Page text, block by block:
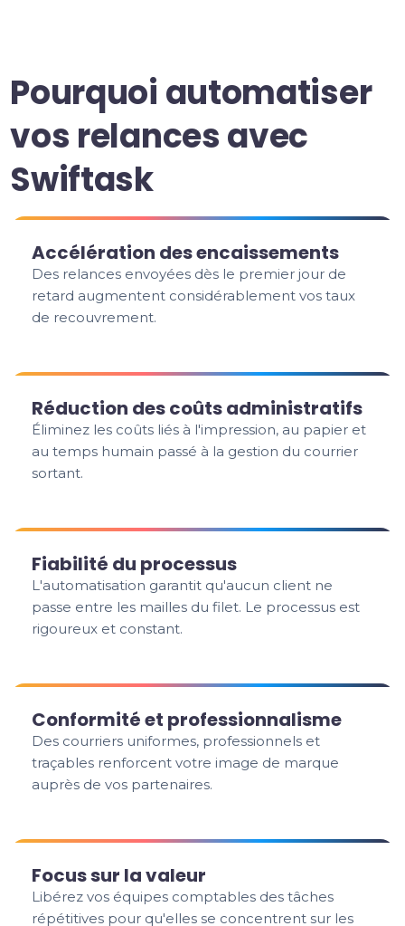
Pourquoi automatiser
vos relances avec
Swiftask
Accélération des encaissements
Des relances envoyées dès le premier jour de
retard augmentent considérablement vos taux
de recouvrement.
Réduction des coûts administratifs
Éliminez les coûts liés à l'impression, au papier et
au temps humain passé à la gestion du courrier
sortant.
Fiabilité du processus
L'automatisation garantit qu'aucun client ne
passe entre les mailles du filet. Le processus est
rigoureux et constant.
Conformité et professionnalisme
Des courriers uniformes, professionnels et
traçables renforcent votre image de marque
auprès de vos partenaires.
Focus sur la valeur
Libérez vos équipes comptables des tâches
répétitives pour qu'elles se concentrent sur les